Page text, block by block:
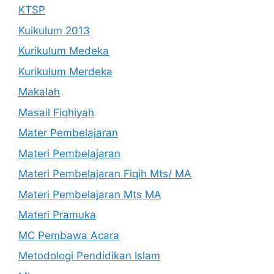
KTSP
Kuikulum 2013
Kurikulum Medeka
Kurikulum Merdeka
Makalah
Masail Fiqhiyah
Mater Pembelajaran
Materi Pembelajaran
Materi Pembelajaran Fiqih Mts/ MA
Materi Pembelajaran Mts MA
Materi Pramuka
MC Pembawa Acara
Metodologi Pendidikan Islam